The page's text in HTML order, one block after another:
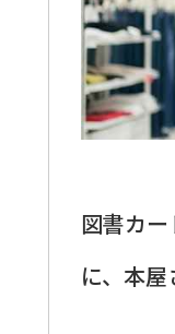
図書カ
に、本